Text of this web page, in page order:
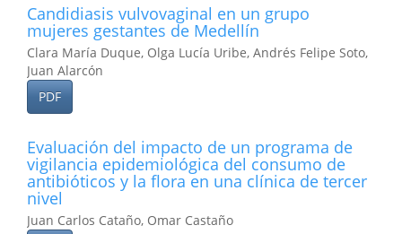
Candidiasis vulvovaginal en un grupo
mujeres gestantes de Medellín
Clara María Duque, Olga Lucía Uribe, Andrés Felipe Soto,
Juan Alarcón
PDF
Evaluación del impacto de un programa de
vigilancia epidemiológica del consumo de
antibióticos y la flora en una clínica de tercer
nivel
Juan Carlos Cataño, Omar Castaño